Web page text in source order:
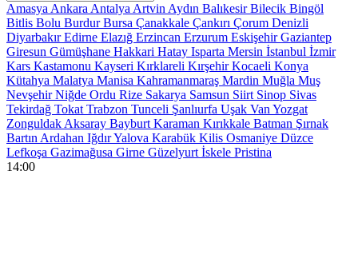
Amasya Ankara Antalya Artvin Aydın BalıkesirBilecik Bingöl
Bitlis Bolu BurdurBursa Çanakkale Çankırı Çorum Denizli
DiyarbakırEdirne Elazığ Erzincan Erzurum EskişehirGaziantep
Giresun Gümüşhane Hakkari Hatay Isparta Mersin İstanbul İzmir
Kars Kastamonu Kayseri Kırklareli KırşehirKocaeli Konya
Kütahya Malatya Manisa Kahramanmaraş Mardin Muğla Muş
NevşehirNiğde Ordu Rize Sakarya Samsun Siirt Sinop Sivas
Tekirdağ Tokat Trabzon Tunceli Şanlıurfa Uşak Van Yozgat
Zonguldak Aksaray Bayburt Karaman Kırıkkale Batman Şırnak
Bartın Ardahan IğdırYalova Karabük Kilis Osmaniye Düzce
Lefkoşa Gazimağusa Girne Güzelyurt İskele Pristina
14:00